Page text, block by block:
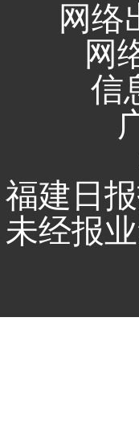
网络
网
信
福建日
未经报